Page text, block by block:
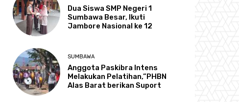
Dua Siswa SMP Negeri 1
Sumbawa Besar, Ikuti
Jambore Nasional ke 12
SUMBAWA
Anggota Paskibra Intens
Melakukan Pelatihan,”PHBN
Alas Barat berikan Suport